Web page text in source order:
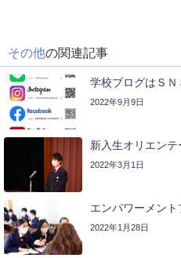
その他の関連記事
学校ブログはＳＮ
2022年9月9日
新入生オリエンテ
2022年3月1日
エンパワーメント
2022年1月28日